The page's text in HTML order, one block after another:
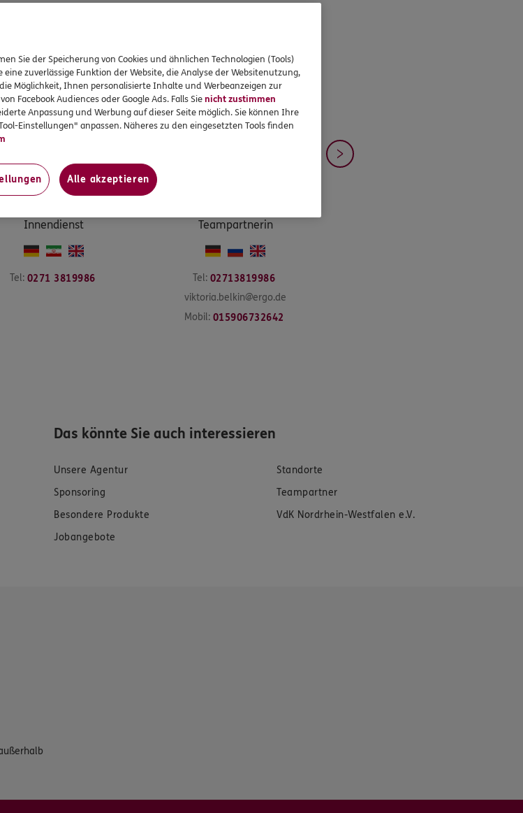
Innendienst
Tel: 0271 3819986
Teampartnerin
Tel: 02713819986
viktoria.belkin@ergo.de
Mobil: 015906732642
Das könnte Sie auch interessieren
Unsere Agentur
Standorte
Sponsoring
Teampartner
Besondere Produkte
VdK Nordrhein-Westfalen e.V.
Jobangebote
Sie der Speicherung von Cookies und ähnlichen Technologien (Tools)
zuverlässige Funktion der Website, die Analyse der Websitenutzung,
Möglichkeit, Ihnen personalisierte Inhalte und Werbeanzeigen zur
Facebook Audiences oder Google Ads. Falls Sienicht zustimmen
Anpassung und Werbung auf dieser Seite möglich. Sie können Ihre
Einstellungen" anpassen. Näheres zu den eingesetzten Tools finden
Alle akzeptieren